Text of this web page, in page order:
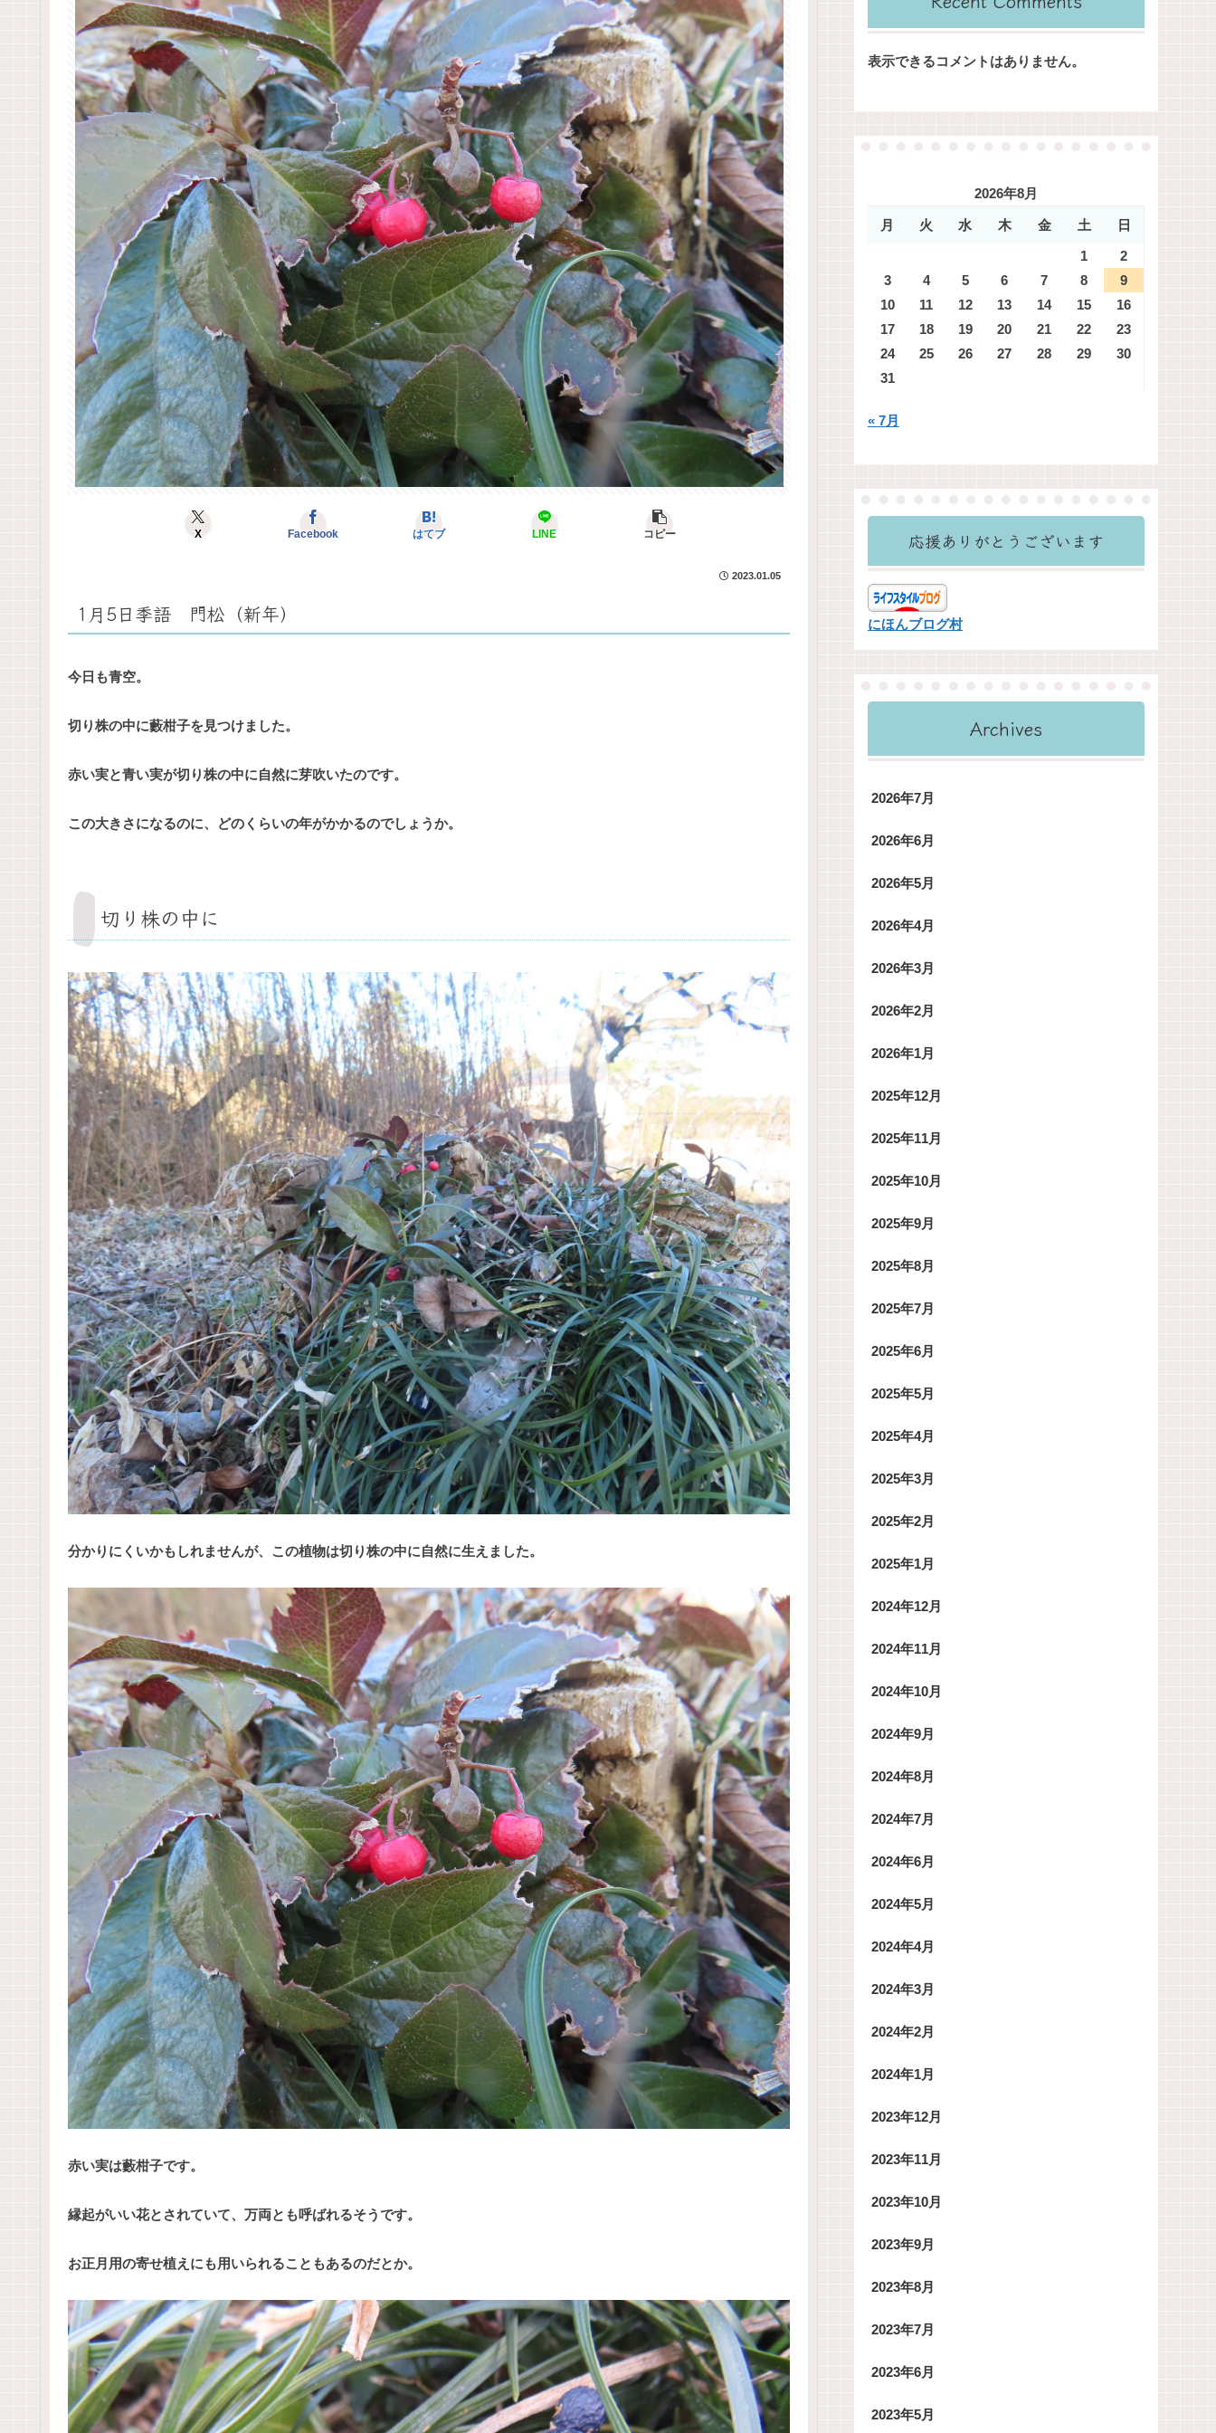
X Facebook はてブ LINE コピー
2023.01.05
1月5日季語 門松（新年）
今日も青空。
切り株の中に藪柑子を見つけました。
赤い実と青い実が切り株の中に自然に芽吹いたのです。
この大きさになるのに、どのくらいの年がかかるのでしょうか。
切り株の中に
分かりにくいかもしれませんが、この植物は切り株の中に自然に生えました。
赤い実は藪柑子です。
縁起がいい花とされていて、万両とも呼ばれるそうです。
お正月用の寄せ植えにも用いられることもあるのだとか。
表示できるコメントはありません。
2026年8月
月 火 水 木 金 土
日
1
2
3
4 5 6 7 8
9
10
11 12 13 14 15
16
17
18 19 20 21 22
23
24
25 26 27 28 29
30
31
« 7月
応援ありがとうございます
にほんブログ村
Archives
2026年7月
2026年6月
2026年5月
2026年4月
2026年3月
2026年2月
2026年1月
2025年12月
2025年11月
2025年10月
2025年9月
2025年8月
2025年7月
2025年6月
2025年5月
2025年4月
2025年3月
2025年2月
2025年1月
2024年12月
2024年11月
2024年10月
2024年9月
2024年8月
2024年7月
2024年6月
2024年5月
2024年4月
2024年3月
2024年2月
2024年1月
2023年12月
2023年11月
2023年10月
2023年9月
2023年8月
2023年7月
2023年6月
2023年5月